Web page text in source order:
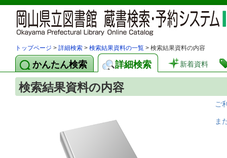
トップページ > 詳細検索 > 検索結果資料の一覧 > 検索結果資料の内容
かんたん検索 詳細検索 新着資料
検索結果資料の内容
ご
ま